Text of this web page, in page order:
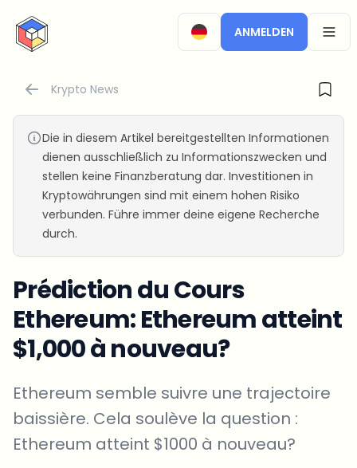
CryptoTicker
ANMELDEN
Krypto News
Die in diesem Artikel bereitgestellten Informationen
dienen ausschließlich zu Informationszwecken und
stellen keine Finanzberatung dar. Investitionen in
Kryptowährungen sind mit einem hohen Risiko
verbunden. Führe immer deine eigene Recherche
durch.
Prédiction du Cours
Ethereum: Ethereum atteint
$1,000 à nouveau?
Ethereum semble suivre une trajectoire
baissière. Cela soulève la question :
Ethereum atteint $1000 à nouveau?